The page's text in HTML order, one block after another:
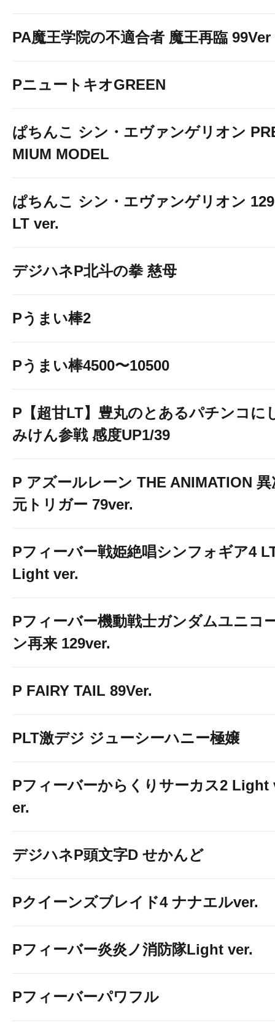
PA魔王学院の不適合者 魔王再臨 99Ver
PニュートキオGREEN
ぱちんこ シン・エヴァンゲリオン
MIUM MODEL
ぱちんこ シン・エヴァンゲリオン 129
LT ver.
デジハネP北斗の拳 慈母
Pうまい棒2
Pうまい棒4500〜10500
P【超甘LT】豊丸のとあるパチンコに
みけん参戦 感度UP1/39
P アズールレーン THE ANIMATION 異
元トリガー 79ver.
Pフィーバー戦姫絶唱シンフォギア4
Light ver.
Pフィーバー機動戦士ガンダムユニコ
ン再来 129ver.
P FAIRY TAIL 89Ver.
PLT激デジ ジューシーハニー極嬢
Pフィーバーからくりサーカス2 Light
er.
デジハネP頭文字D せかんど
Pクイーンズブレイド4 ナナエルver.
Pフィーバー炎炎ノ消防隊Light ver.
Pフィーバーパワフル